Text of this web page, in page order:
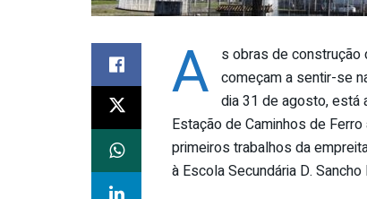
A
s obras de construção
começam a sentir-se
dia 31 de agosto, está
Estação de Caminhos de
primeiros trabalhos da
à Escola Secundária D.